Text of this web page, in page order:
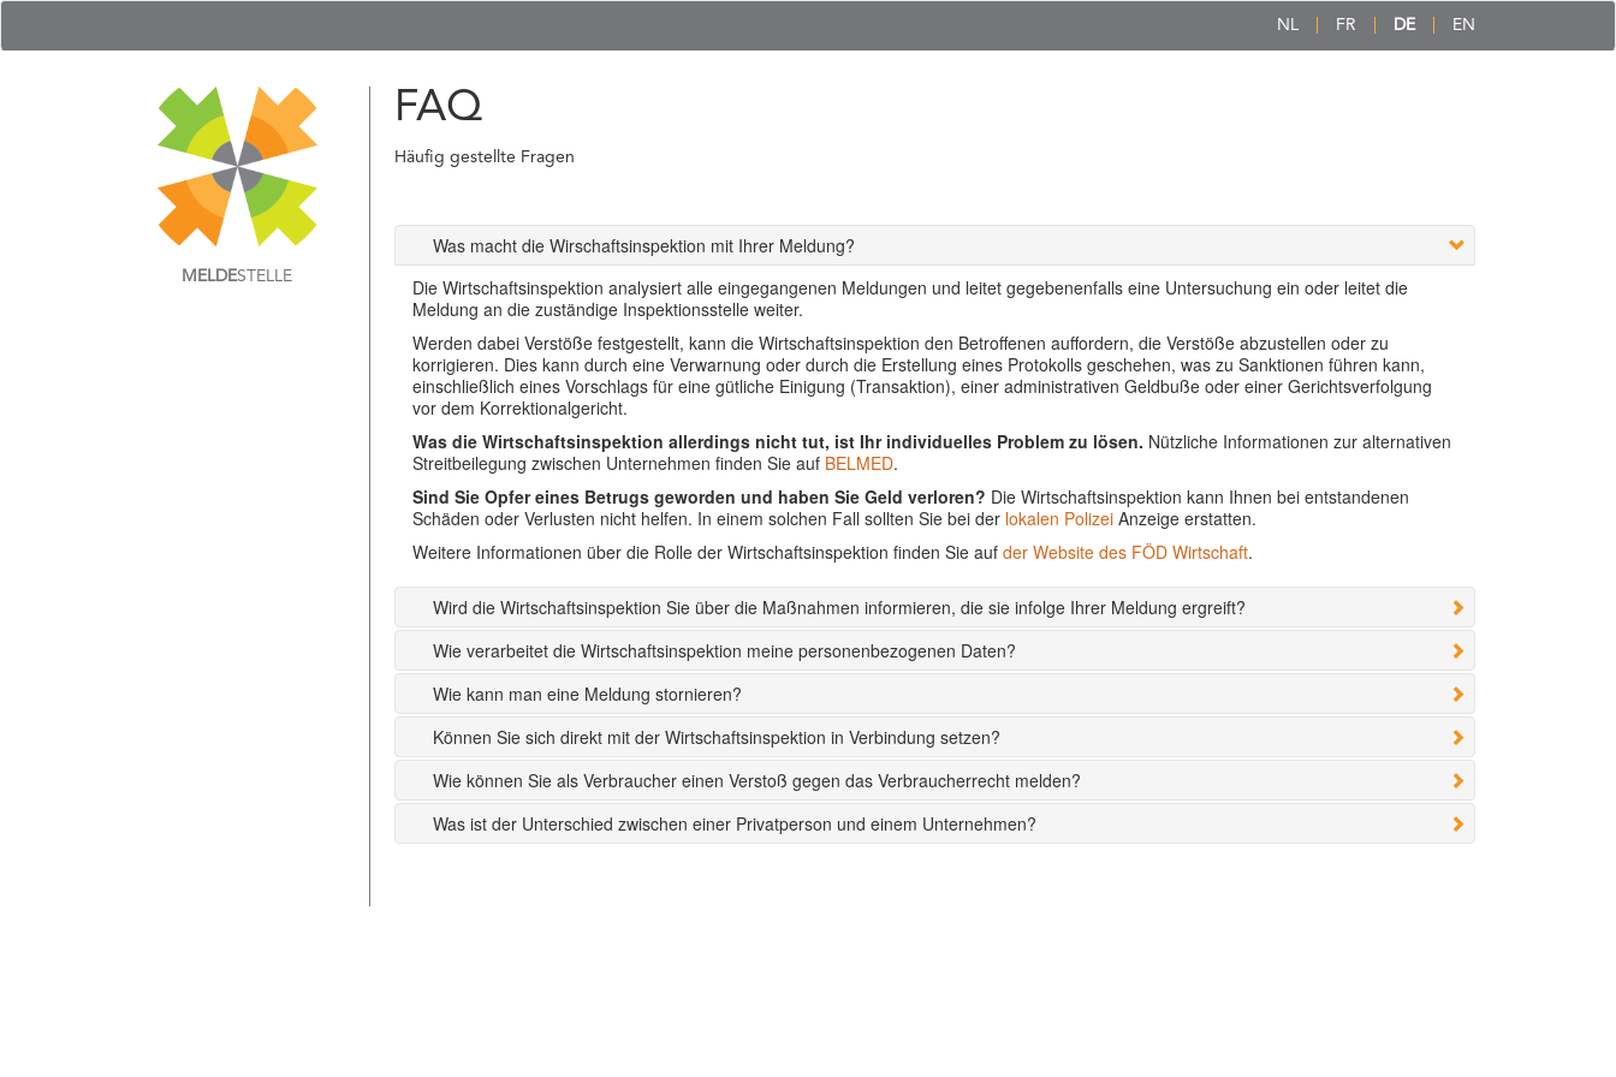
NL FR DE EN
MELDESTELLE
FAQ
Häufig gestellte Fragen
Was macht die Wirschaftsinspektion mit Ihrer Meldung?
Die Wirtschaftsinspektion analysiert alle eingegangenen Meldungen und leitet gegebenenfalls eine Untersuchung ein oder leitet die
Meldung an die zuständige Inspektionsstelle weiter.
Werden dabei Verstöße festgestellt, kann die Wirtschaftsinspektion den Betroffenen auffordern, die Verstöße abzustellen oder zu
korrigieren. Dies kann durch eine Verwarnung oder durch die Erstellung eines Protokolls geschehen, was zu Sanktionen führen kann,
einschließlich eines Vorschlags für eine gütliche Einigung (Transaktion), einer administrativen Geldbuße oder einer Gerichtsverfolgung
vor dem Korrektionalgericht.
Was die Wirtschaftsinspektion allerdings nicht tut, ist Ihr individuelles Problem zu lösen. Nützliche Informationen zur alternativen
Streitbeilegung zwischen Unternehmen finden Sie auf BELMED.
Sind Sie Opfer eines Betrugs geworden und haben Sie Geld verloren? Die Wirtschaftsinspektion kann Ihnen bei entstandenen
Schäden oder Verlusten nicht helfen. In einem solchen Fall sollten Sie bei der lokalen Polizei Anzeige erstatten.
Weitere Informationen über die Rolle der Wirtschaftsinspektion finden Sie auf der Website des FÖD Wirtschaft.
Wird die Wirtschaftsinspektion Sie über die Maßnahmen informieren, die sie infolge Ihrer Meldung ergreift?
Wie verarbeitet die Wirtschaftsinspektion meine personenbezogenen Daten?
Wie kann man eine Meldung stornieren?
Können Sie sich direkt mit der Wirtschaftsinspektion in Verbindung setzen?
Wie können Sie als Verbraucher einen Verstoß gegen das Verbraucherrecht melden?
Was ist der Unterschied zwischen einer Privatperson und einem Unternehmen?